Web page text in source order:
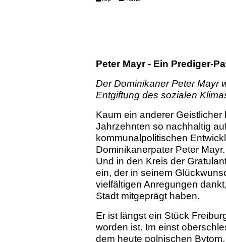
Peter Mayr - Ein Prediger-
Der Dominikaner Peter Mayr
Entgiftung des sozialen
Kaum ein anderer
Jahrzehnten so nachhaltig
kommunalpolitischen
Dominikanerpater Peter
Und in den Kreis der
ein, der in seinem
vielfältigen Anregungen
Stadt mitgeprägt haben.
Er ist längst ein Stück
worden ist. Im einst
dem heute polnischen